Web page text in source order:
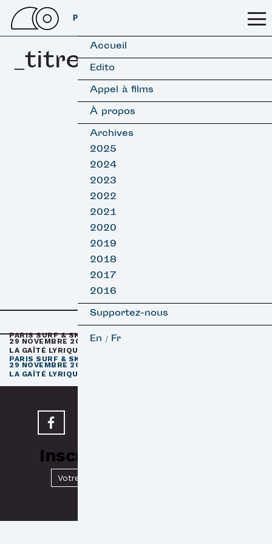
PSSFF 2026
Accueil
Edito
Appel à films
À propos
Archives
2025
2024
2023
2022
2021
2020
2019
2018
2017
2016
Supportez-nous
En / Fr
_titre site
PARIS SURF & SKATEBOARD FILM FESTIVAL
29 NOVEMBRE 2026
LA GAÎTÉ LYRIQUE · PARIS 3
PARIS SURF & SKATEBOARD FILM FESTIVAL
29 NOVEMBRE 2026
LA GAÎTÉ LYRIQUE · PARIS 3
Inscrivez-vous à notre